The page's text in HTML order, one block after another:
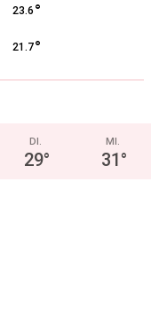
23.6 °
21.7°
DI.
29°
MI.
31°